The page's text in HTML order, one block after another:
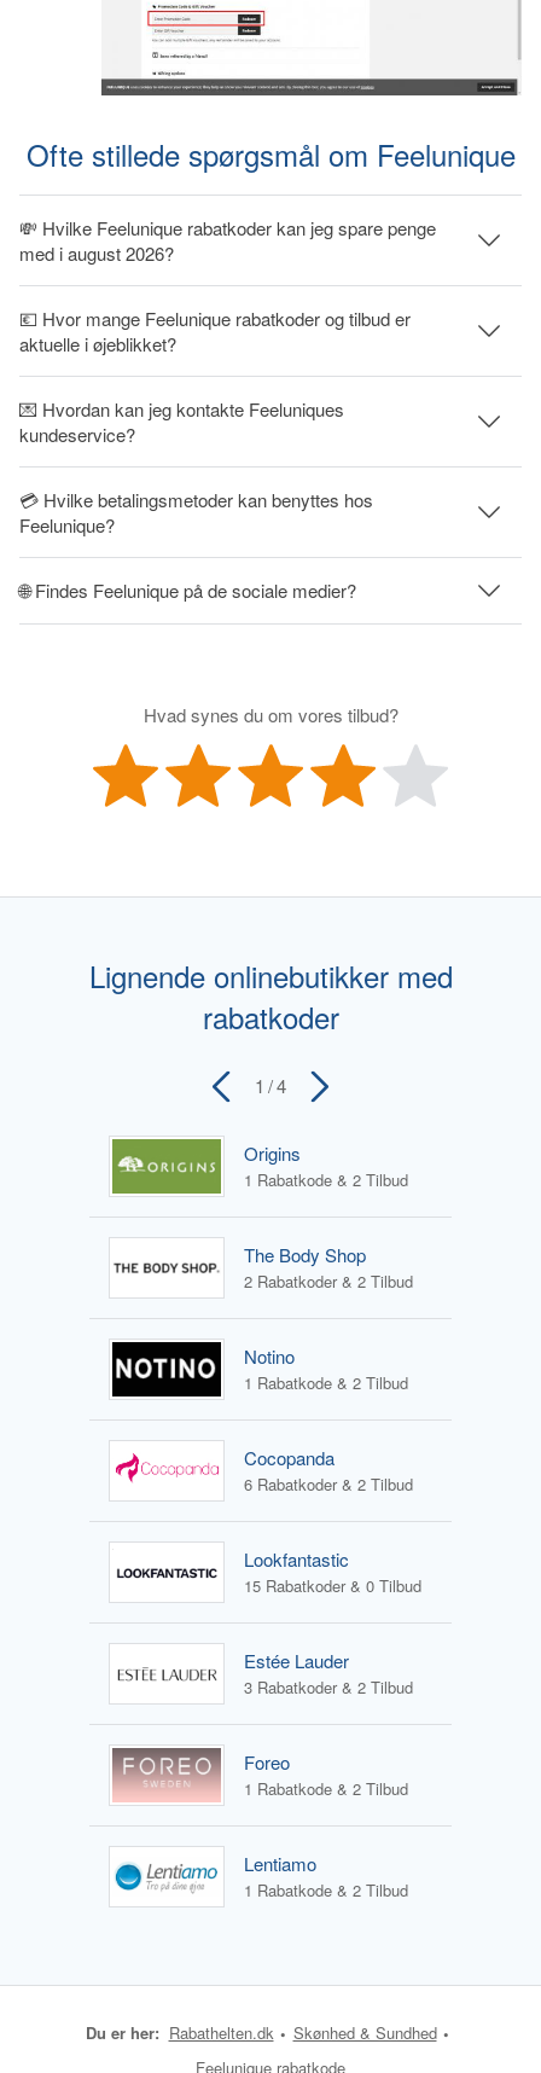
Ofte stillede spørgsmål om Feelunique
💸 Hvilke Feelunique rabatkoder kan jeg spare penge
med i august 2026?
💶 Hvor mange Feelunique rabatkoder og tilbud er
aktuelle i øjeblikket?
💌 Hvordan kan jeg kontakte Feeluniques
kundeservice?
💳 Hvilke betalingsmetoder kan benyttes hos
Feelunique?
🌐 Findes Feelunique på de sociale medier?
Hvad synes du om vores tilbud?
Lignende onlinebutikker med
rabatkoder
1 / 4
Origins
1 Rabatkode & 2 Tilbud
The Body Shop
2 Rabatkoder & 2 Tilbud
Notino
1 Rabatkode & 2 Tilbud
Cocopanda
6 Rabatkoder & 2 Tilbud
Lookfantastic
15 Rabatkoder & 0 Tilbud
Estée Lauder
3 Rabatkoder & 2 Tilbud
Foreo
1 Rabatkode & 2 Tilbud
Lentiamo
1 Rabatkode & 2 Tilbud
Du er her: Rabathelten.dk
Skønhed & Sundhed
Feelunique rabatkode